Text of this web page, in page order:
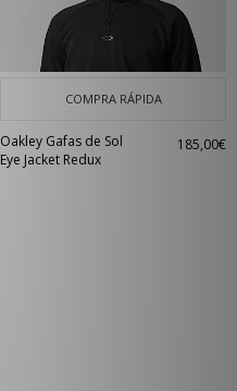
COMPRA RÁPIDA
Oakley Gafas de Sol
Eye Jacket Redux
185,00€